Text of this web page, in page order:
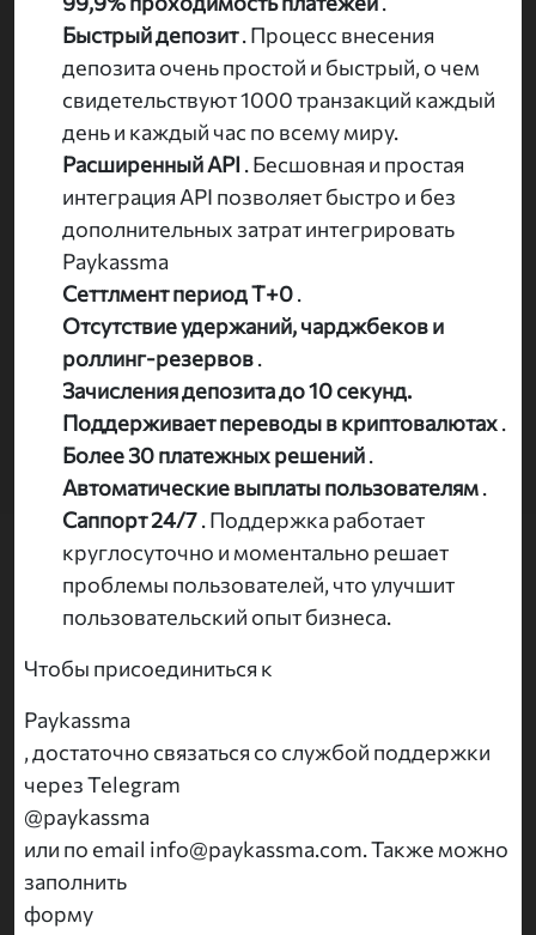
Быстрый депозит. Процесс внесения
депозита очень простой и быстрый, о чем
свидетельствуют 1000 транзакций каждый
день и каждый час по всему миру.
Расширенный API . Бесшовная и простая
интеграция API позволяет быстро и без
дополнительных затрат интегрировать
Paykassma
Сеттлмент период Т+0.
Отсутствие удержаний, чарджбеков и
роллинг-резервов.
Зачисления депозита до 10 секунд.
Поддерживает переводы в криптовалютах.
Более 30 платежных решений.
Автоматические выплаты пользователям.
Саппорт 24/7. Поддержка работает
круглосуточно и моментально решает
проблемы пользователей, что улучшит
пользовательский опыт бизнеса.
Чтобы присоединиться к
Paykassma
, достаточно связаться со службой поддержки
через Telegram
@paykassma
или по email info@paykassma.com. Также можно
заполнить
форму